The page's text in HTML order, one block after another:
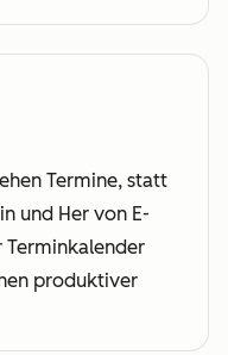
Termine, statt
und Her von E-
Terminkalender
produktiver